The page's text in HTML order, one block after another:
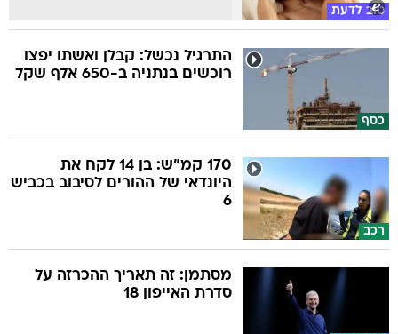
טוב לדעת
כסף
התרגיל נכשל: קבלן ואשתו יפצו
רוכשים בנתניה ב-650 אלף שקל
רכב
170 קמ"ש: בן 14 לקח את
היונדאי של ההורים לסיבוב בכביש
6
מסתמן: זה תאריך ההכרזה על
סדרת האייפון 18